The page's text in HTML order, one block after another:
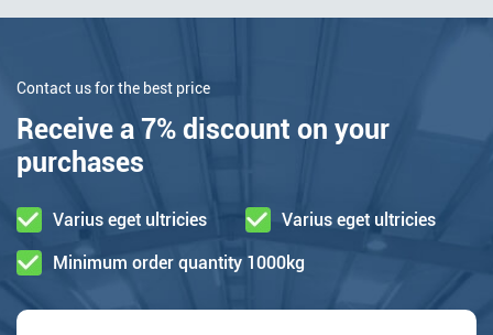
Contact us for the best price
Receive a 7% discount on your
purchases
Varius eget ultricies Varius eget ultricies
Minimum order quantity 1000kg